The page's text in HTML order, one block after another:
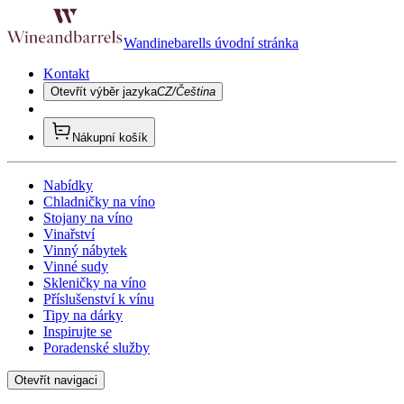
Wandinebarells úvodní stránka
Kontakt
Otevřít výběr jazykaCZ/Čeština
Nákupní košík
Nabídky
Chladničky na víno
Stojany na víno
Vinařství
Vinný nábytek
Vinné sudy
Skleničky na víno
Příslušenství k vínu
Tipy na dárky
Inspirujte se
Poradenské služby
Otevřít navigaci